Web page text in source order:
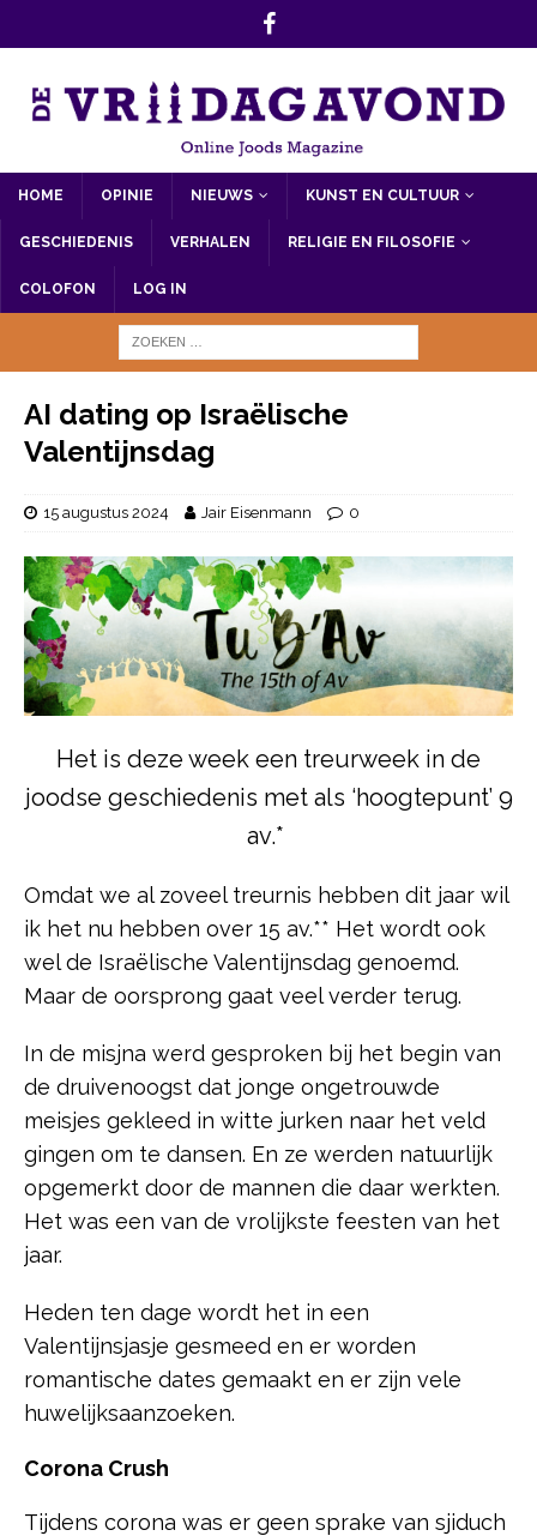
HOME OPINIE NIEUWS KUNST EN CULTUUR
GESCHIEDENIS VERHALEN RELIGIE EN FILOSOFIE
COLOFON LOG IN
AI dating op Israëlische
Valentijnsdag
15 augustus 2024 Jair Eisenmann 0
Het is deze week een treurweek in de
joodse geschiedenis met als ‘hoogtepunt’ 9
av.*
Omdat we al zoveel treurnis hebben dit jaar wil
ik het nu hebben over 15 av.** Het wordt ook
wel de Israëlische Valentijnsdag genoemd.
Maar de oorsprong gaat veel verder terug.
In de misjna werd gesproken bij het begin van
de druivenoogst dat jonge ongetrouwde
meisjes gekleed in witte jurken naar het veld
gingen om te dansen. En ze werden natuurlijk
opgemerkt door de mannen die daar werkten.
Het was een van de vrolijkste feesten van het
jaar.
Heden ten dage wordt het in een
Valentijnsjasje gesmeed en er worden
romantische dates gemaakt en er zijn vele
huwelijksaanzoeken.
Corona Crush
Tijdens corona was er geen sprake van sjiduch